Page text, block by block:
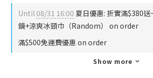
Until08/31 16:00 夏日優惠: 折實滿$380
鏡+涼爽冰頸巾（Random） on order
滿$500免運費優惠 on order
Show more